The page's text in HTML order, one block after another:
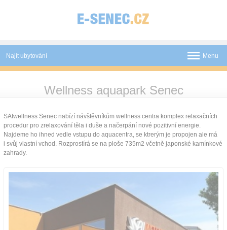
Najít ubytování
Atrakce
Mapa
Menu
Wellness aquapark Senec
SAIwellness Senec nabízí návštěvníkům wellness centra komplex relaxačních
procedur pro zrelaxování těla i duše a načerpání nové pozitivní energie.
Najdeme ho ihned vedle vstupu do aquacentra, se ktrerým je propojen ale má
i svůj vlastní vchod. Rozprostírá se na ploše 735m2 včetně japonské kamínkové
zahrady.